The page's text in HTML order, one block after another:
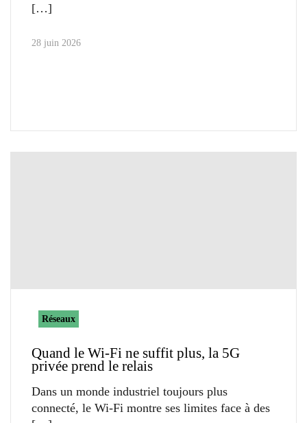
28 juin 2026
Réseaux
Quand le Wi-Fi ne suffit plus, la 5G
privée prend le relais
Dans un monde industriel toujours plus
connecté, le Wi-Fi montre ses limites face à des